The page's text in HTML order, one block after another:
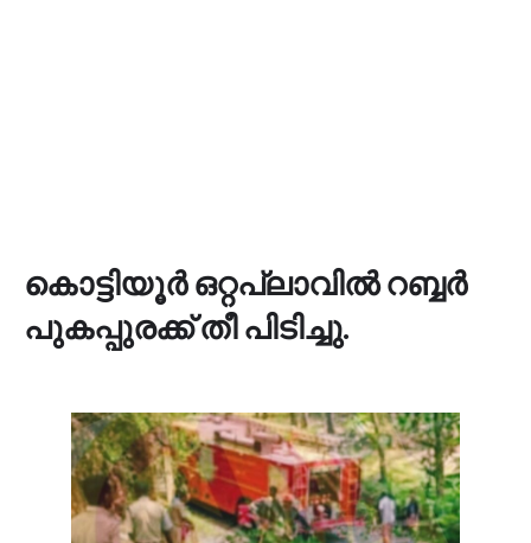
കൊട്ടിയൂർ ഒറ്റപ്ലാവിൽ റബ്ബർ
പുകപ്പുരക്ക് തീ പിടിച്ചു.